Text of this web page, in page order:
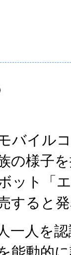
バイル
の様子
ット「
すると
一人を